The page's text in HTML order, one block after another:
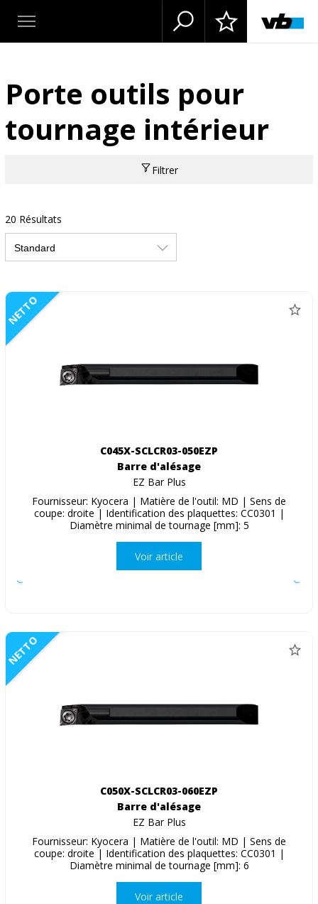
Porte outils pour
tournage intérieur
Filtrer
20 Résultats
NETTO
C045X-SCLCR03-050EZP
Barre d'alésage
EZ Bar Plus
Fournisseur: Kyocera | Matière de l'outil: MD | Sens de
coupe: droite | Identification des plaquettes: CC0301 |
Diamètre minimal de tournage [mm]: 5
Voir article
NETTO
C050X-SCLCR03-060EZP
Barre d'alésage
EZ Bar Plus
Fournisseur: Kyocera | Matière de l'outil: MD | Sens de
coupe: droite | Identification des plaquettes: CC0301 |
Diamètre minimal de tournage [mm]: 6
Voir article